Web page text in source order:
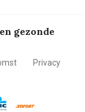
gezonde
Privacy